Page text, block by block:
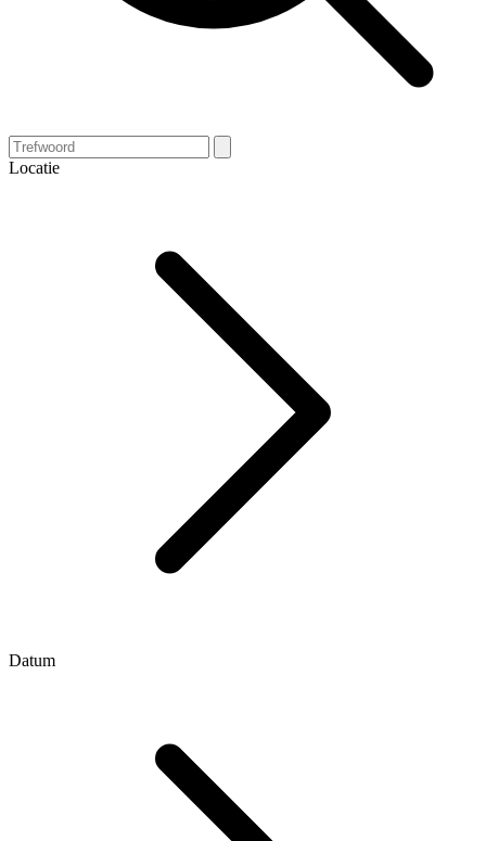
Locatie
Datum